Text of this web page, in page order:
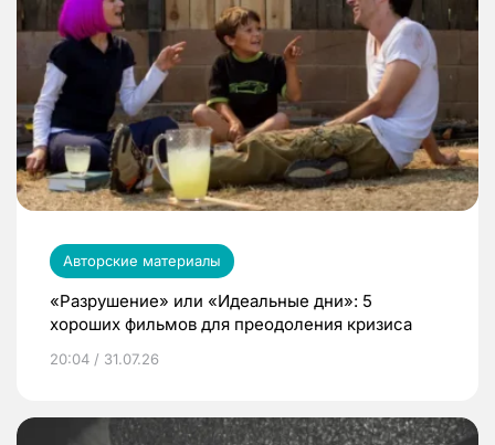
Авторские материалы
«Разрушение» или «Идеальные дни»: 5
хороших фильмов для преодоления кризиса
20:04 / 31.07.26